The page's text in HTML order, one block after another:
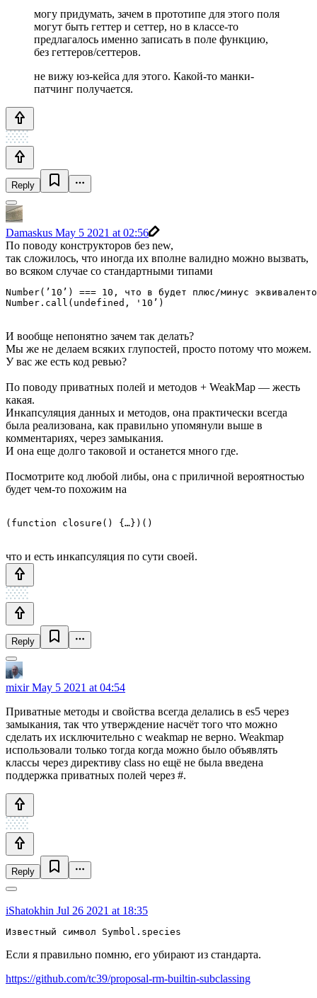
могу придумать, зачем в прототипе для этого поля
могут быть геттер и сеттер, но в классе-то
предлагалось именно записать в поле функцию,
без геттеров/сеттеров.
не вижу юз-кейса для этого. Какой-то манки-
патчинг получается.
Reply
Damaskus May 5 2021 at 02:56
По поводу конструкторов без new,
так сложилось, что иногда их вполне валидно можно вызвать,
во всяком случае со стандартными типами
Number(’10’) === 10, что в будет плюс/минус
И вообще непонятно зачем так делать?
Мы же не делаем всяких глупостей, просто потому что можем.
У вас же есть код ревью?
По поводу приватных полей и методов + WeakMap — жесть
какая.
Инкапсуляция данных и методов, она практически всегда
была реализована, как правильно упомянули выше в
комментариях, через замыкания.
И она еще долго таковой и останется много где.
Посмотрите код любой либы, она с приличной вероятностью
будет чем-то похожим на
что и есть инкапсуляция по сути своей.
Reply
mixirMay 5 2021 at 04:54
Приватные методы и свойства всегда делались в es5 через
замыкания, так что утверждение насчёт того что можно
сделать их исключительно с weakmap не верно. Weakmap
использовали только тогда когда можно было объявлять
классы через директиву class но ещё не была введена
поддержка приватных полей через #.
Reply
iShatokhin Jul 26 2021 at 18:35
Известный символ Symbol.species
Если я правильно помню, его убирают из стандарта.
https://github.com/tc39/proposal-rm-builtin-subclassing